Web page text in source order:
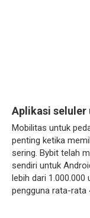
Aplikasi seluler
Mobilitas untuk
penting ketika
sering. Bybit telah
sendiri untuk
lebih dari
pengguna rata-rata